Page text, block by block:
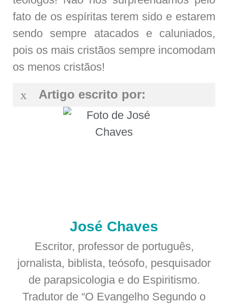
fato de os espíritas terem sido e estarem
sendo sempre atacados e caluniados,
pois os mais cristãos sempre incomodam
os menos cristãos!
Artigo escrito por:
José Chaves
Escritor, professor de português,
jornalista, biblista, teósofo, pesquisador
de parapsicologia e do Espiritismo.
Tradutor de “O Evangelho Segundo o